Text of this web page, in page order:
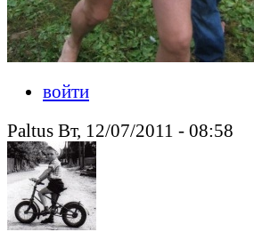
войти
Paltus Вт, 12/07/2011 - 08:58